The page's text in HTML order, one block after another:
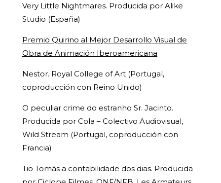
Very Little Nightmares. Producida por Alike
Studio (España)
Premio Quirino al Mejor Desarrollo Visual de
Obra de Animación Iberoamericana
Nestor. Royal College of Art (Portugal,
coproducción con Reino Unido)
O peculiar crime do estranho Sr. Jacinto.
Producida por Cola – Colectivo Audiovisual,
Wild Stream (Portugal, coproducción con
Francia)
Tio Tomás a contabilidade dos dias. Producida